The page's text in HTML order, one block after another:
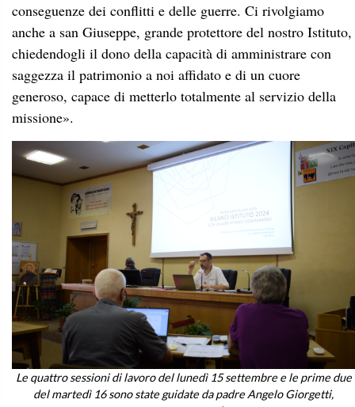
conseguenze dei conflitti e delle guerre. Ci rivolgiamo
anche a san Giuseppe, grande protettore del nostro Istituto,
chiedendogli il dono della capacità di amministrare con
saggezza il patrimonio a noi affidato e di un cuore
generoso, capace di metterlo totalmente al servizio della
missione».
Le quattro sessioni di lavoro del lunedì 15 settembre e le prime due
del martedì 16 sono state guidate da padre Angelo Giorgetti,